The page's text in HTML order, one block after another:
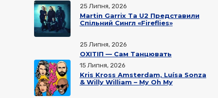
Martin Garrix Та U2 Представили
Спільний Сингл «Fireflies»
25 Липня, 2026
ОХІТІП — Сам Танцювать
25 Липня, 2026
Kris Kross Amsterdam, Luísa Sonza
& Willy William – My Oh My
15 Липня, 2026